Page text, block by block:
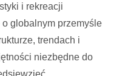
i rekreacji
globalnym przemyśle
trendach i
niezbędne do